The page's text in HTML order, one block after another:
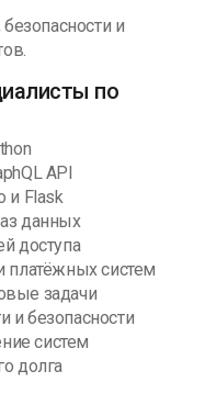
и
по
API
и Flask
данных
доступа
платёжных систем
задачи
и безопасности
систем
долга